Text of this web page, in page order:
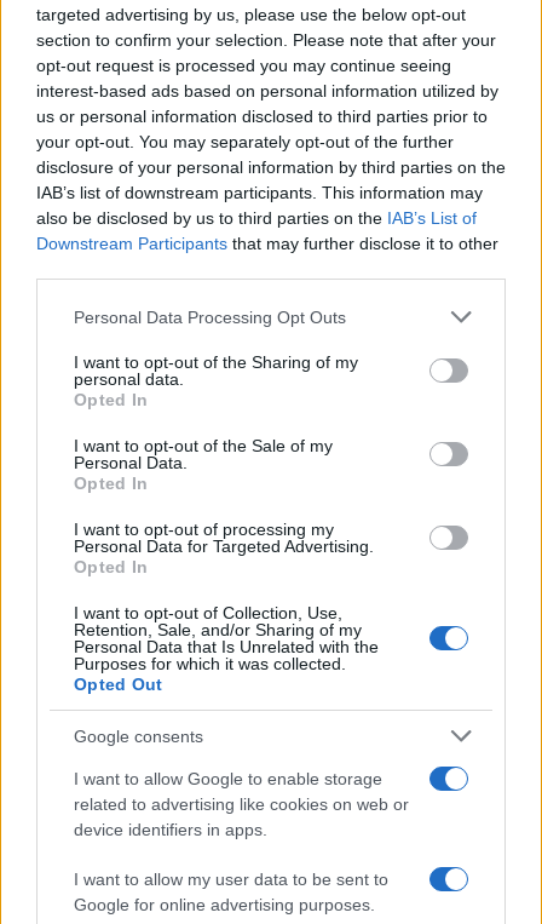
targeted advertising by us, please use the below opt-out
section to confirm your selection. Please note that after your
opt-out request is processed you may continue seeing
interest-based ads based on personal information utilized by
us or personal information disclosed to third parties prior to
your opt-out. You may separately opt-out of the further
disclosure of your personal information by third parties on the
IAB’s list of downstream participants. This information may
also be disclosed by us to third parties on the IAB’s List of
Downstream Participants that may further disclose it to other
Please note that this website/app uses one or more Google
not limited to your visit or usage behaviour. You may click to
grant or deny consent to Google and its third-party tags to
use your data for below specified purposes in below Google
consent section.
Personal Data Processing Opt Outs
I want to opt-out of the Sharing of my
personal data.
Opted In
I want to opt-out of the Sale of my
Personal Data.
Opted In
I want to opt-out of processing my
Personal Data for Targeted Advertising.
Opted In
I want to opt-out of Collection, Use,
Retention, Sale, and/or Sharing of my
Personal Data that Is Unrelated with the
Purposes for which it was collected.
Opted Out
Google consents
I want to allow Google to enable storage
related to advertising like cookies on web or
device identifiers in apps.
I want to allow my user data to be sent to
Google for online advertising purposes.
Δεν ξέρω για το Νομπέλ Ειρήνης, αλλά το Νομπέλ Οικονομικών
το έχει στο τσεπάκι του ο Τραμπ.
Reply View Replies
dimitrisx(@dimitrisx)
Noble Member
30 Μαρτίου 2025 17:59
#663382
περίπατο με Τραμπ. Η οικονομία οδηγεί πρόεδρε, ως ειδικός στο
Reply